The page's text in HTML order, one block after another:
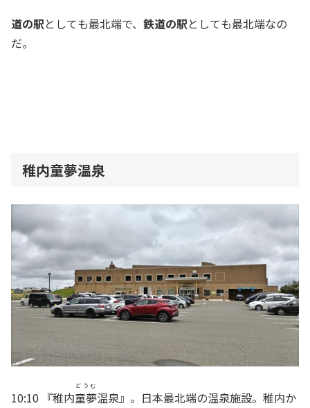
道の駅としても最北端で、 鉄道の駅としても最北端なの
だ。
稚内童夢温泉
10:10 『稚内童夢
どうむ
温泉』。日本最北端の温泉施設。稚内か